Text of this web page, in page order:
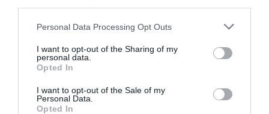
Please note that this website/app uses one or more Google
not limited to your visit or usage behaviour. You may click to
grant or deny consent to Google and its third-party tags to
use your data for below specified purposes in below Google
consent section.
Personal Data Processing Opt Outs
I want to opt-out of the Sharing of my
personal data.
Opted In
I want to opt-out of the Sale of my
Personal Data.
Opted In
ματς που ο Ντμίτρο Γιάντσουκ είχε 10 πόντους.
17.07.2026 ΒΟΛΕΪ ΑΝΔΡΩΝ